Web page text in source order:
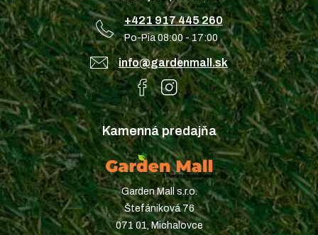
+421 917 445 260
Po-Pia 08:00 - 17:00
info@gardenmall.sk
Kamenná predajňa
Garden Mall s.r.o.
Štefániková 76
071 01, Michalovce